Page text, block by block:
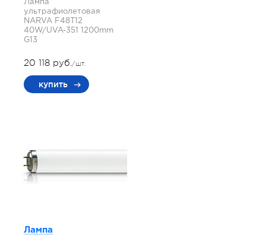
Лампа
ультрафиолетовая
NARVA F48T12
40W/UVA-351 1200mm
G13
20 118 руб./шт.
купить
Лампа